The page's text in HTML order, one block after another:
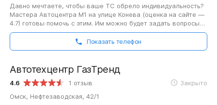
Давно мечтаете, чтобы ваше ТС обрело индивидуальность?
Мастера Автоцентра M1 на улице Конева (оценка на сайте —
4.7) готовы помочь с этим. Им можно будет задать вопросы
про установку качественной…
Показать телефон
4.6 1 отзыв Закрыто
Автотехцентр ГазТренд
Омск, Нефтезаводская, 42/1